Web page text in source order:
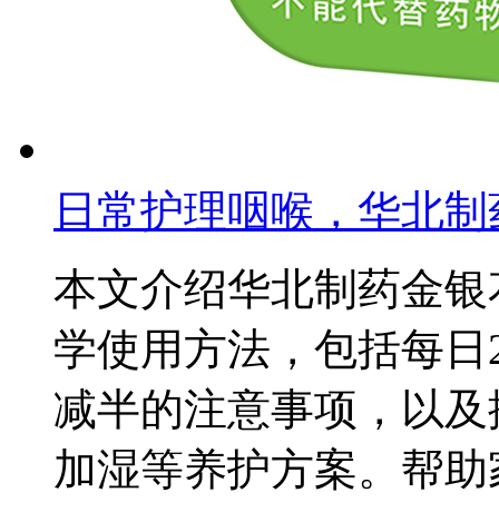
日常护理咽喉，华北
本文介绍华北制药金
学使用方法，包括每
减半的注意事项，以
加湿等养护方案。帮